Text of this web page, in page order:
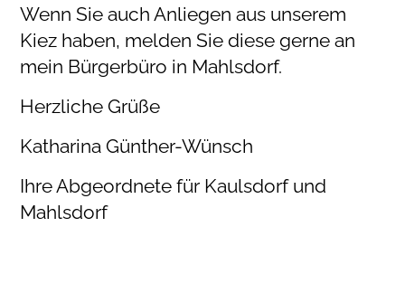
Wenn Sie auch Anliegen aus unserem
Kiez haben, melden Sie diese gerne an
mein Bürgerbüro in Mahlsdorf.
Herzliche Grüße
Katharina Günther-Wünsch
Ihre Abgeordnete für Kaulsdorf und
Mahlsdorf